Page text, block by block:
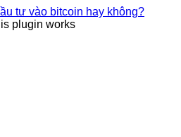
tư vào bitcoin hay không?
plugin works